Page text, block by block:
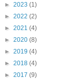
► 2023 (1)
► 2022 (2)
► 2021 (4)
► 2020 (8)
► 2019 (4)
► 2018 (4)
► 2017 (9)